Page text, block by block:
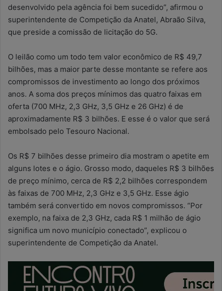
desenvolvido pela agência foi bem sucedido”, afirmou o
superintendente de Competição da Anatel, Abraão Silva,
que preside a comissão de licitação do 5G.
O leilão como um todo tem valor econômico de R$ 49,7
bilhões, mas a maior parte desse montante se refere aos
compromissos de investimento ao longo dos próximos
anos. A soma dos preços mínimos das quatro faixas em
oferta (700 MHz, 2,3 GHz, 3,5 GHz e 26 GHz) é de
aproximadamente R$ 3 bilhões. E esse é o valor que será
embolsado pelo Tesouro Nacional.
Os R$ 7 bilhões desse primeiro dia mostram o apetite em
alguns lotes e o ágio. Grosso modo, daqueles R$ 3 bilhões
de preço mínimo, cerca de R$ 2,2 bilhões correspondem
às faixas de 700 MHz, 2,3 GHz e 3,5 GHz. Esse ágio
também será convertido em novos compromissos. “Por
exemplo, na faixa de 2,3 GHz, cada R$ 1 milhão de ágio
significa um novo município conectado”, explicou o
superintendente de Competição da Anatel.